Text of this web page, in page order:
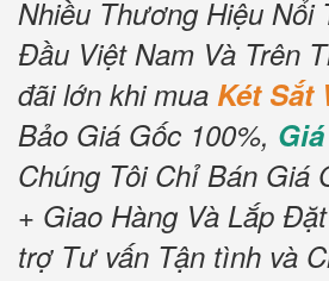
Nhiều Thương Hiệu Nổi
Đầu Việt Nam Và Trên
đãi lớn khi mua Két Sắt
Bảo Giá Gốc 100%,
Chúng Tôi Chỉ Bán Giá
+ Giao Hàng Và Lắp
trợ Tư vấn Tận tình và